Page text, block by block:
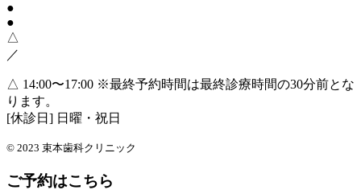
●
●
△
／
△ 14:00〜17:00 ※最終予約時間は最終診療時間の30分前とな
ります。
[休診日] 日曜・祝日
© 2023 束本歯科クリニック
ご予約はこちら